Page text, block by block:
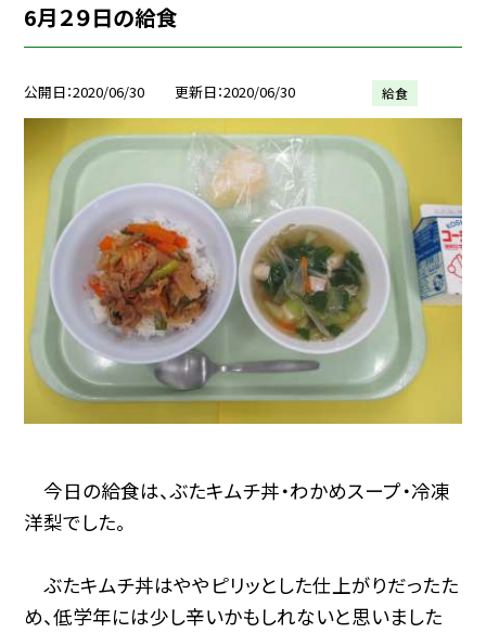
6月２９日の給食
公開日 2020/06/30 更新日 2020/06/30 給食
今日の給食は、ぶたキムチ丼・わかめスープ・冷凍
洋梨でした。
ぶたキムチ丼はややピリッとした仕上がりだったた
め、低学年には少し辛いかもしれないと思いました